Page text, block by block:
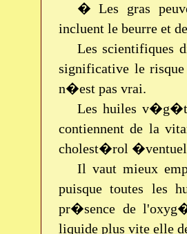
� Les gras
incluent le beurre et
Les scientifiques
significative le risque
n�est pas vrai.
Les huiles
contiennent de la
cholest�rol
Il vaut mieux
puisque toutes les
pr�sence de
liquide plus vite elle